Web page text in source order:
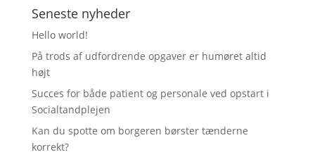
Seneste nyheder
Hello world!
På trods af udfordrende opgaver er humøret altid
højt
Succes for både patient og personale ved opstart i
Socialtandplejen
Kan du spotte om borgeren børster tænderne
korrekt?